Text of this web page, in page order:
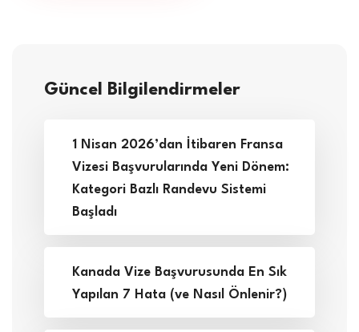
Güncel Bilgilendirmeler
1 Nisan 2026’dan İtibaren Fransa
Vizesi Başvurularında Yeni Dönem:
Kategori Bazlı Randevu Sistemi
Başladı
Kanada Vize Başvurusunda En Sık
Yapılan 7 Hata (ve Nasıl Önlenir?)